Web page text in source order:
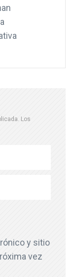
Los
y sitio
vez